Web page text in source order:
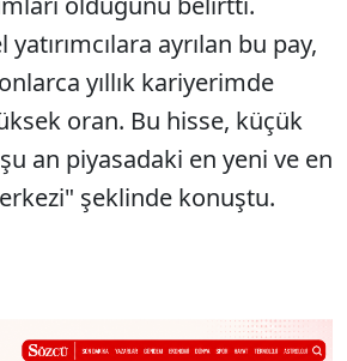
ayrılan bu pay,
yıllık kariyerimde
oran. Bu hisse, küçük
an piyasadaki en yeni ve en
şeklinde konuştu.